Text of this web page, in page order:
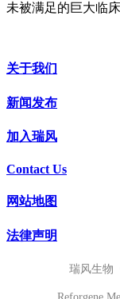
未被满足的巨大临
关于我们
新闻发布
加入瑞风
Contact Us
网站地图
法律声明
瑞风生物